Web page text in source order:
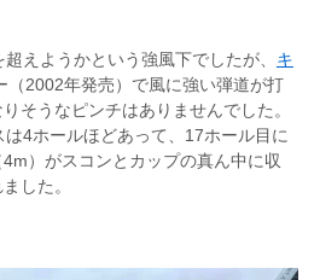
えようかという強風下でしたが、 キ
（2002年発売）で風に強い弾道が打
そうなピンチはありませんでした。
4ホールほどあって、17ホール目に
）がスコンとカップの真ん中に収
した。